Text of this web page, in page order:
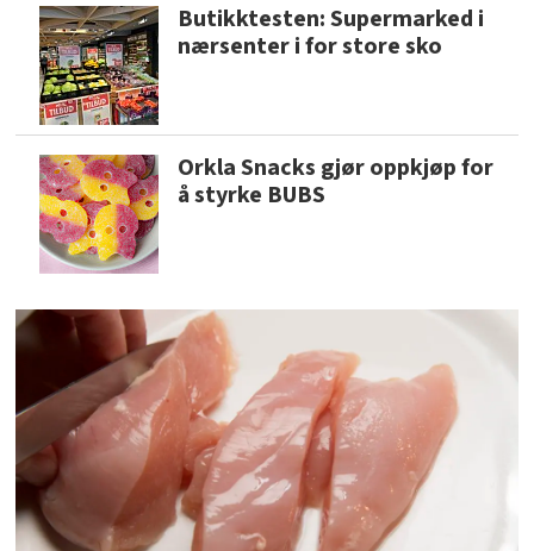
Butikktesten: Supermarked i
nærsenter i for store sko
Orkla Snacks gjør oppkjøp for
å styrke BUBS